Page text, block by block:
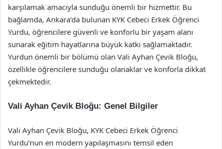
karşılamak amacıyla sunduğu önemli bir hizmettir. Bu
bağlamda, Ankara’da bulunan KYK Cebeci Erkek Öğrenci
Yurdu, öğrencilere güvenli ve konforlu bir yaşam alanı
sunarak eğitim hayatlarına büyük katkı sağlamaktadır.
Yurdun önemli bir bölümü olan Vali Ayhan Çevik Bloğu,
özellikle öğrencilere sunduğu olanaklar ve konforla dikkat
çekmektedir.
Vali Ayhan Çevik Bloğu: Genel Bilgiler
Vali Ayhan Çevik Bloğu, KYK Cebeci Erkek Öğrenci
Yurdu’nun en modern yapılaşmasını temsil eden